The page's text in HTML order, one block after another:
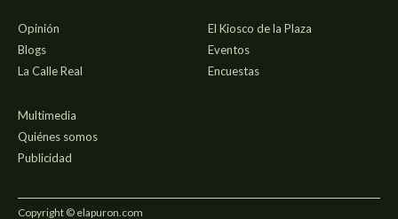
Opinión
Blogs
La Calle Real
El Kiosco de la Plaza
Eventos
Encuestas
Multimedia
Quiénes somos
Publicidad
Copyright © elapuron.com